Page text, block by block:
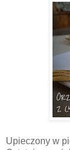
Upieczony w